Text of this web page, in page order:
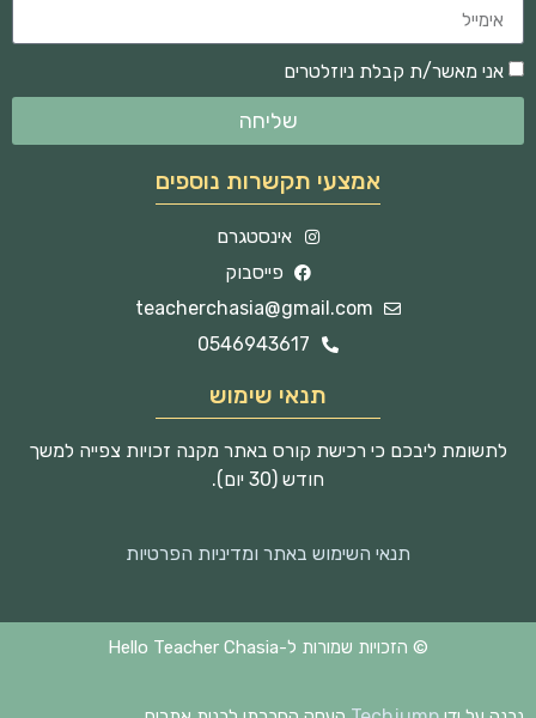
אני מאשר/ת קבלת ניוזלטרים
שליחה
אמצעי תקשרות נוספים
אינסטגרם
פייסבוק
teacherchasia@gmail.com
0546943617
תנאי שימוש
לתשומת ליבכם כי רכישת קורס באתר מקנה זכויות צפייה למשך
חודש (30 יום).
תנאי השימוש באתר ומדיניות הפרטיות
© הזכויות שמורות ל-Hello Teacher Chasia